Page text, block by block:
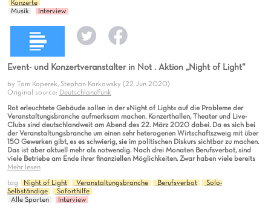
Konzerte
Musik
Interview
Event- und Konzertveranstalter in Not . Aktion „Night of Light“
by Tom Koperek, Stephan Karkowsky (22 Jun 2020)
Original source: Deutschlandfunk
Rot erleuchtete Gebäude sollen in der »Night of Light« auf die Probleme der
Veranstaltungsbranche aufmerksam machen. Konzerthallen, Theater und Live-
Clubs sind deutschlandweit am Abend des 22. März 2020 dabei. Da es sich bei
der Veranstaltungsbranche um einen sehr heterogenen Wirtschaftszweig mit über
150 Gewerken gibt, es es schwierig, sie im politischen Diskurs sichtbar zu machen.
Das ist aber aktuell mehr als notwendig. Nach drei Monaten Berufsverbot, sind
viele Betriebe am Ende ihrer finanziellen Möglichkeiten. Zwar haben viele bereits
Mehr lesen
tag Night of Light Veranstaltungsbranche Berufsverbot
Solo-
Selbständige
Soforthilfe
Alle Sparten
Interview